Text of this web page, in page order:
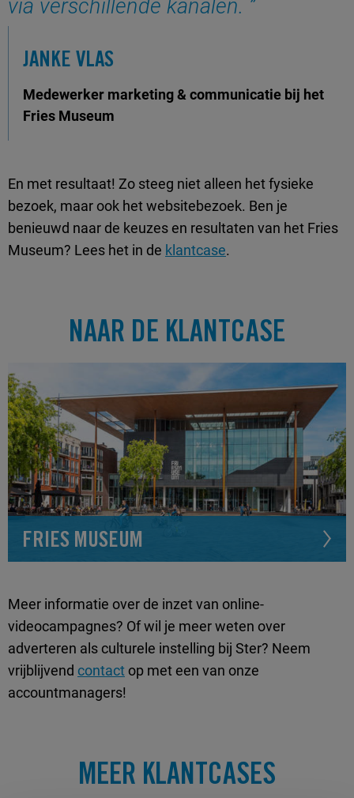
via verschillende kanalen.
JANKE VLAS
Medewerker marketing & communicatie bij het
Fries Museum
En met resultaat! Zo steeg niet alleen het fysieke
bezoek, maar ook het websitebezoek. Ben je
benieuwd naar de keuzes en resultaten van het Fries
Museum? Lees het in de klantcase.
NAAR DE KLANTCASE
FRIES MUSEUM
Meer informatie over de inzet van online-
videocampagnes? Of wil je meer weten over
adverteren als culturele instelling bij Ster? Neem
vrijblijvend contact op met een van onze
accountmanagers!
MEER KLANTCASES